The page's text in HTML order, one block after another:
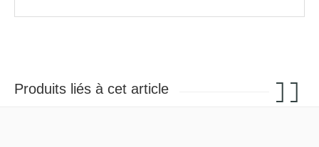
Produits liés à cet article